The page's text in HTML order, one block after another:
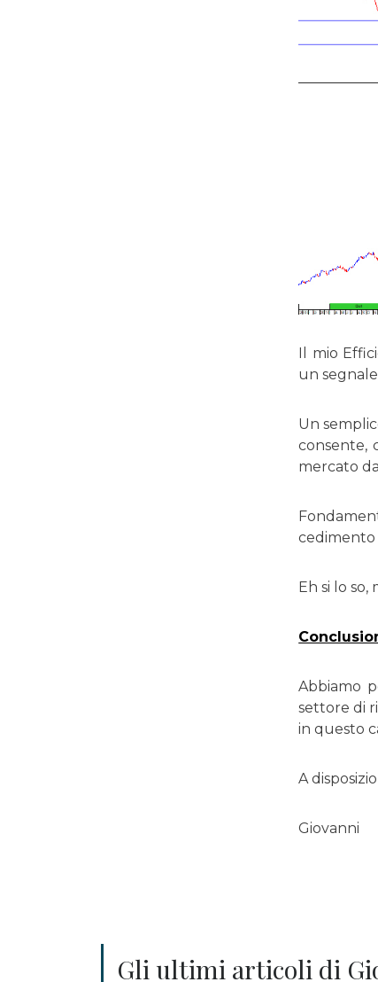
Il mio
un
Un
consente,
mercato
cedimento
Eh si lo
Abbiamo
settore di
in questo
A
Giovanni
Gli ultimi articoli di